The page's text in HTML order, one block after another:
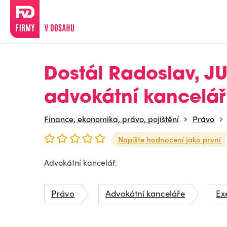
Dostál Radoslav,
advokátní kancelář
Finance, ekonomika, právo, pojištění Právo
Napište hodnocení jako první
Advokátní kancelář.
Právo Advokátní kanceláře